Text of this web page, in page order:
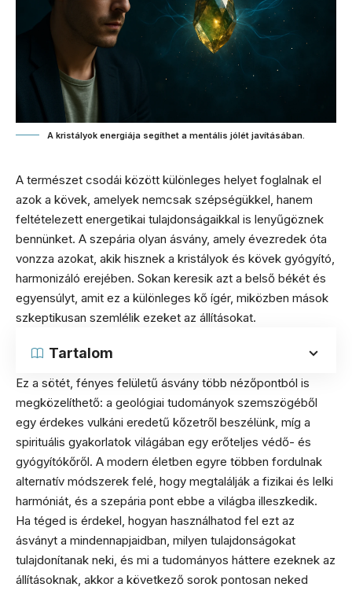
A kristályok energiája segíthet a mentális jólét javításában.
A természet csodái között különleges helyet foglalnak el
azok a kövek, amelyek nemcsak szépségükkel, hanem
feltételezett energetikai tulajdonságaikkal is lenyűgöznek
bennünket. A szepária olyan ásvány, amely évezredek óta
vonzza azokat, akik hisznek a kristályok és kövek gyógyító,
harmonizáló erejében. Sokan keresik azt a belső békét és
egyensúlyt, amit ez a különleges kő ígér, miközben mások
szkeptikusan szemlélik ezeket az állításokat.
Tartalom
Ez a sötét, fényes felületű ásvány több nézőpontból is
megközelíthető: a geológiai tudományok szemszögéből
egy érdekes vulkáni eredetű kőzetről beszélünk, míg a
spirituális gyakorlatok világában egy erőteljes védő- és
gyógyítókőről. A modern életben egyre többen fordulnak
alternatív módszerek felé, hogy megtalálják a fizikai és lelki
harmóniát, és a szepária pont ebbe a világba illeszkedik.
Ha téged is érdekel, hogyan használhatod fel ezt az
ásványt a mindennapjaidban, milyen tulajdonságokat
tulajdonítanak neki, és mi a tudományos háttere ezeknek az
állításoknak, akkor a következő sorok pontosan neked